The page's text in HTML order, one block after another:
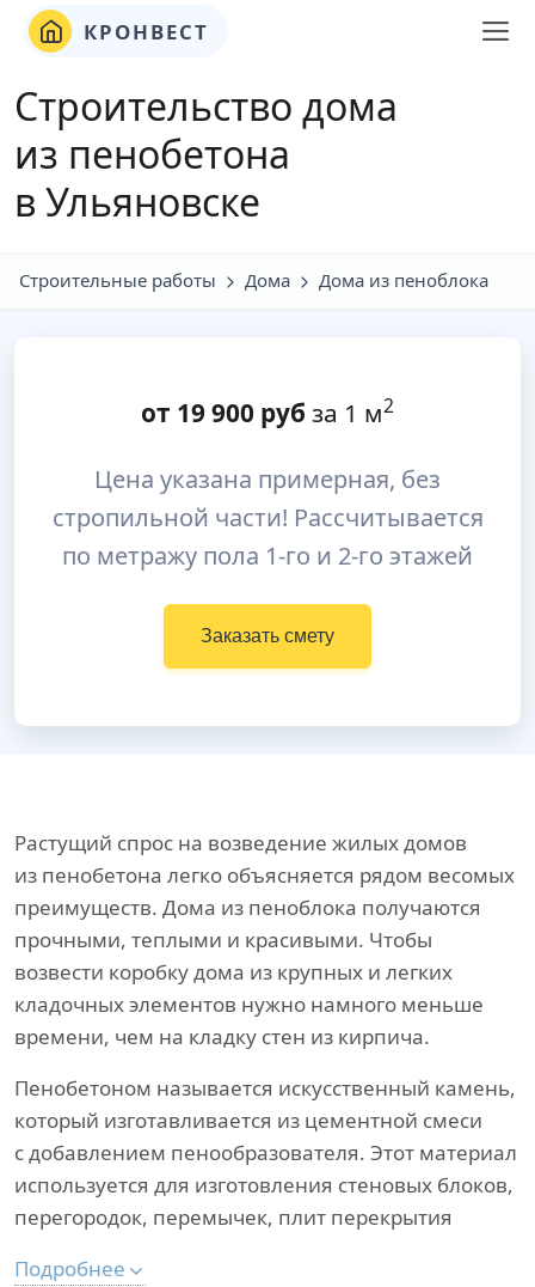
КРОНВЕСТ
Строительство дома
из пенобетона
в Ульяновске
Строительные работы Дома Дома из пеноблока
от 19 900 руб за 1 м2
Цена указана примерная, без
стропильной части! Рассчитывается
по метражу пола 1-го и 2-го этажей
Заказать смету
Растущий спрос на возведение жилых домов
из пенобетона легко объясняется рядом весомых
преимуществ. Дома из пеноблока получаются
прочными, теплыми и красивыми. Чтобы
возвести коробку дома из крупных и легких
кладочных элементов нужно намного меньше
времени, чем на кладку стен из кирпича.
Пенобетоном называется искусственный камень,
который изготавливается из цементной смеси
с добавлением пенообразователя. Этот материал
используется для изготовления стеновых блоков,
перегородок, перемычек, плит перекрытия
Подробнее